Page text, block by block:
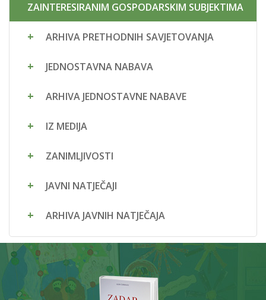
ZAINTERESIRANIM GOSPODARSKIM SUBJEKTIMA
ARHIVA PRETHODNIH SAVJETOVANJA
JEDNOSTAVNA NABAVA
ARHIVA JEDNOSTAVNE NABAVE
IZ MEDIJA
ZANIMLJIVOSTI
JAVNI NATJEČAJI
ARHIVA JAVNIH NATJEČAJA